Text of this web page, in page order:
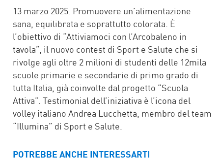
FACEBOOK
TWITTER
WHATSAPP
MAIL
13 marzo 2025. Promuovere un’alimentazione
sana, equilibrata e soprattutto colorata. È
l’obiettivo di “Attiviamoci con l’Arcobaleno in
tavola”, il nuovo contest di Sport e Salute che si
rivolge agli oltre 2 milioni di studenti delle 12mila
scuole primarie e secondarie di primo grado di
tutta Italia, già coinvolte dal progetto “Scuola
Attiva”. Testimonial dell’iniziativa è l’icona del
volley italiano Andrea Lucchetta, membro del team
“Illumina” di Sport e Salute.
POTREBBE ANCHE INTERESSARTI